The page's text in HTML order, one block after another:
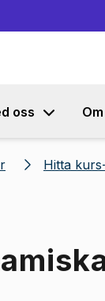
oss
Hitta